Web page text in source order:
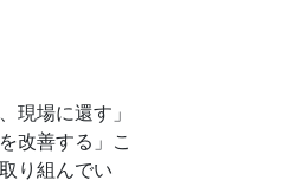
現場に還す」
改善する」こ
り組んでい